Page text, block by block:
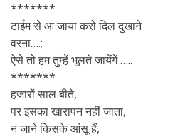
*******
टाईम से आ जाया करो दिल दुखाने
वरना….;
ऐसे तो हम तुम्हें भूलते जायेंगें …..
*******
हजारों साल बीते,
पर इसका खारापन नहीं जाता,
न जाने किसके आंसू हैं,